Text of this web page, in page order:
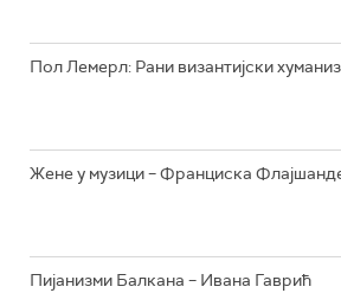
РАДИО
Пол Лемерл: Рани византијски
Жене у музици – Франциска
Пијанизми Балкана – Ивана Гаврић